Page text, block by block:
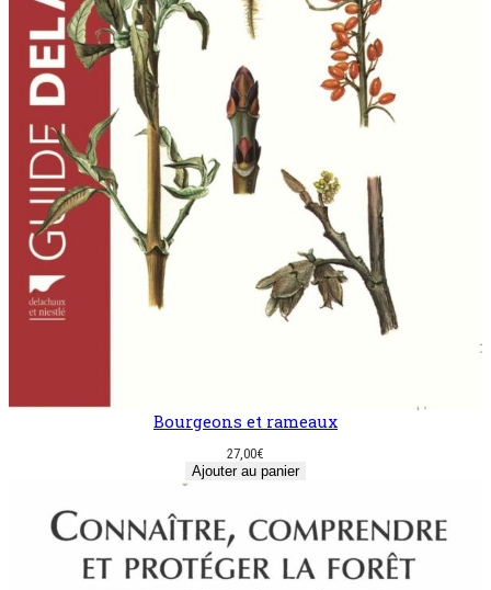
Bourgeons et rameaux
27,00€
Ajouter au panier